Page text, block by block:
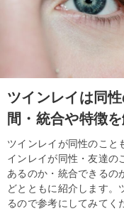
ツインレイは同
間・統合や特徴
ツインレイが同性のこと
インレイが同性・友達の
あるのか・統合できるの
どとともに紹介します。
るので参考にしてみてく